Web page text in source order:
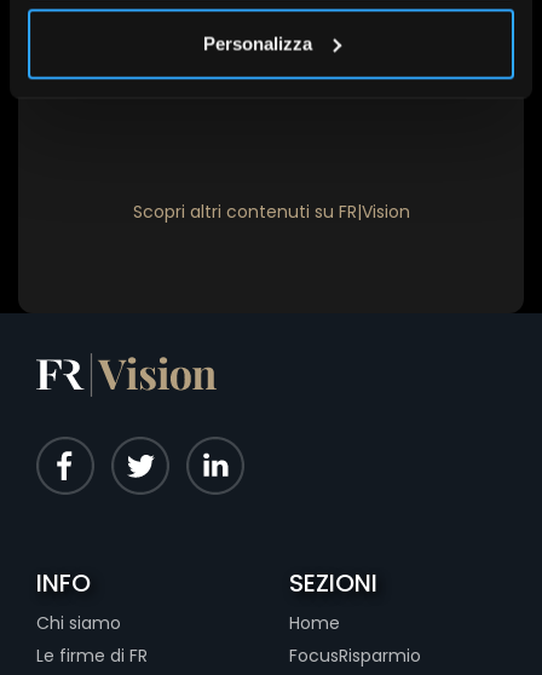
Personalizza
A cura di:MFS Investment Management Company
Scopri altri contenuti su FR|Vision
INFO
Chi siamo
Le firme di FR
SEZIONI
Home
FocusRisparmio